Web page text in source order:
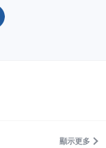
顯示更多